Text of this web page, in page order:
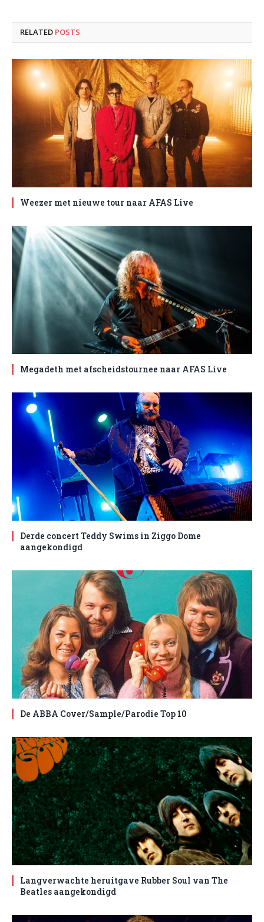
RELATED POSTS
Weezer met nieuwe tour naar AFAS Live
Megadeth met afscheidstournee naar AFAS Live
Derde concert Teddy Swims in Ziggo Dome
aangekondigd
De ABBA Cover/Sample/Parodie Top 10
Langverwachte heruitgave Rubber Soul van The
Beatles aangekondigd